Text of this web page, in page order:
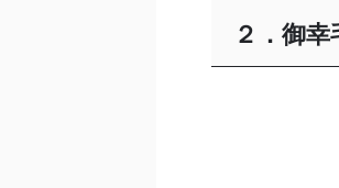
２．御